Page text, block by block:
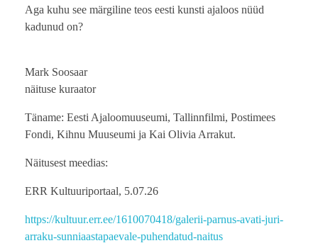
Aga kuhu see märgiline teos eesti kunsti ajaloos nüüd
kadunud on?
Mark Soosaar
näituse kuraator
Täname: Eesti Ajaloomuuseumi, Tallinnfilmi, Postimees
Fondi, Kihnu Muuseumi ja Kai Olivia Arrakut.
Näitusest meedias:
ERR Kultuuriportaal, 5.07.26
https://kultuur.err.ee/1610070418/galerii-parnus-avati-juri-
arraku-sunniaastapaevale-puhendatud-naitus